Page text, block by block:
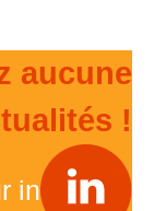
aucune
!
in